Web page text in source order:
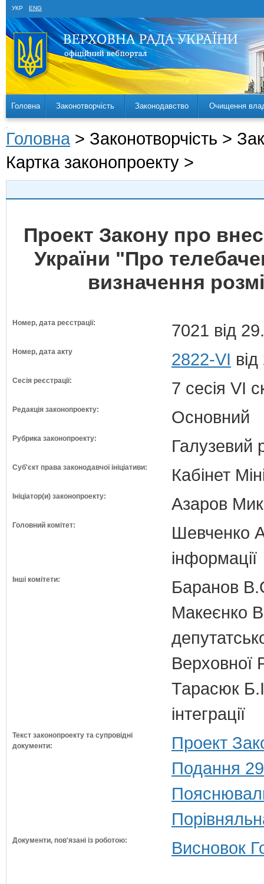
УКР ENG
Головна Законотворчість Законодавство Очищення
Головна > Законотворчість >
Картка законопроекту >
Проект Закону про
України "Про
визначення
Номер, дата реєстрації: 7021 від
Номер, дата акту 2822-VI
Сесія реєстрації: 7 сесія VI
Редакція законопроекту: Основний
Рубрика законопроекту: Галузевий
Суб'єкт права законодавчої ініціативи: Кабінет
Ініціатор(и) законопроекту: Азаров
Головний комітет:
Шевченко
інформації
Інші комітети:
Баранов
Макеєнко
Верховної
Тарасюк
інтеграції
Текст законопроекту та супровідні
документи:
Проект
Подання
Документи, пов'язані із роботою: Висновок